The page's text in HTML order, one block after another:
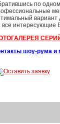
по
вариант
все интересующие
шоу-рума и